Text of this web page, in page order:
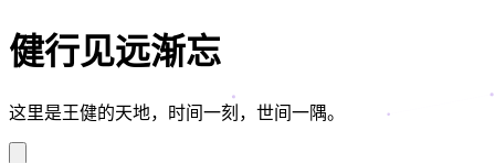
健行见远渐忘
这里是王健的天地，时间一刻，世间一隅。